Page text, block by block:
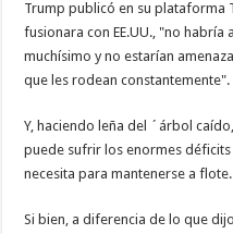
Trump publicó en su plataforma
fusionara con EE.UU., "no
muchísimo y no estarían
que les rodean constantemente".
Y, haciendo leña del ´árbol
puede sufrir los enormes
necesita para mantenerse a
Si bien, a diferencia de lo que